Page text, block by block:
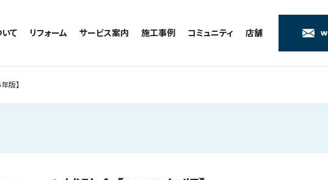
て リフォーム
お風呂のリフォーム
洗面台のリフォーム
サービス案内
相談室・よくある質問
施工事例
トイレの施工事例
キッチンの施工事例
コミュニティ
アルブル通信
ブログ
店舗
墨田店
日本橋店
版】